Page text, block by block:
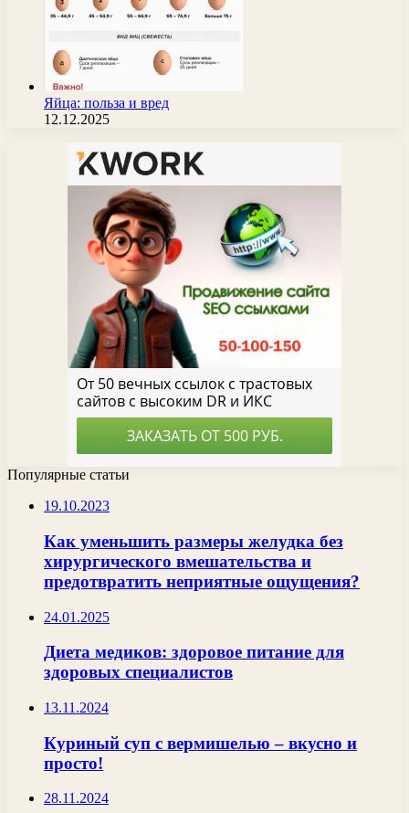
Яйца: польза и вред
12.12.2025
Популярные статьи
19.10.2023
Как уменьшить размеры желудка без
хирургического вмешательства и
предотвратить неприятные ощущения?
24.01.2025
Диета медиков: здоровое питание для
здоровых специалистов
13.11.2024
Куриный суп с вермишелью – вкусно и
просто!
28.11.2024